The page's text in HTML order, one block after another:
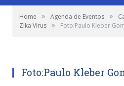
Home » Agenda de Eventos »
Zika Vírus » Foto:Paulo Kleber
Foto:Paulo Kleber